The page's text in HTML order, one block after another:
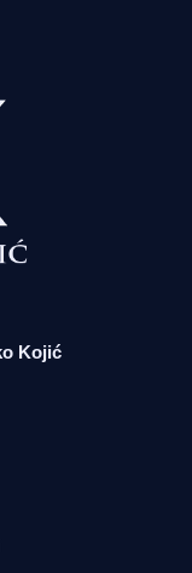
Kojić